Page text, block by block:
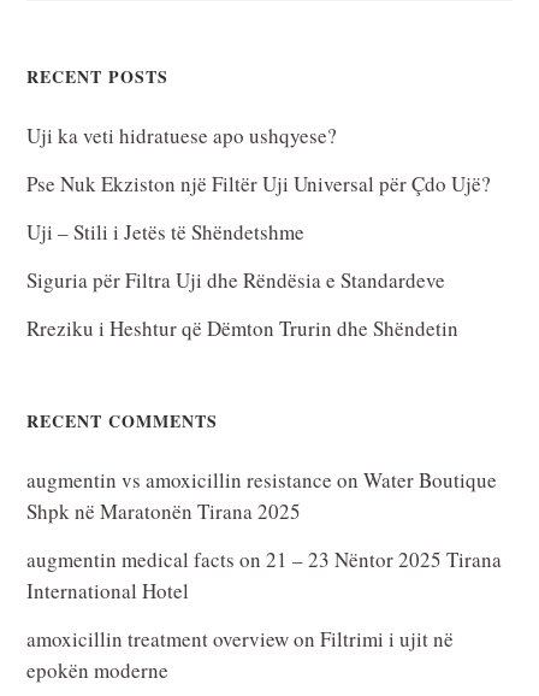
RECENT POSTS
Uji ka veti hidratuese apo ushqyese?
Pse Nuk Ekziston një Filtër Uji Universal për Çdo Ujë?
Uji – Stili i Jetës të Shëndetshme
Siguria për Filtra Uji dhe Rëndësia e Standardeve
Rreziku i Heshtur që Dëmton Trurin dhe Shëndetin
RECENT COMMENTS
augmentin vs amoxicillin resistance onWater Boutique
Shpk në Maratonën Tirana 2025
augmentin medical facts on21 – 23 Nëntor 2025 Tirana
International Hotel
amoxicillin treatment overviewonFiltrimi i ujit në
epokën moderne